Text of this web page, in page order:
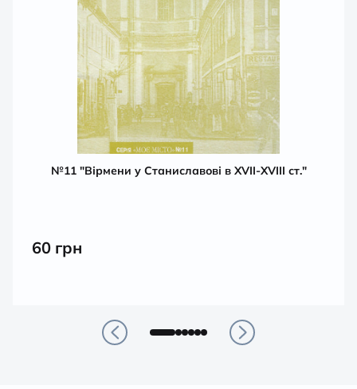
№11 "Вірмени у Станиславові в XVII-XVIII ст."
60 грн